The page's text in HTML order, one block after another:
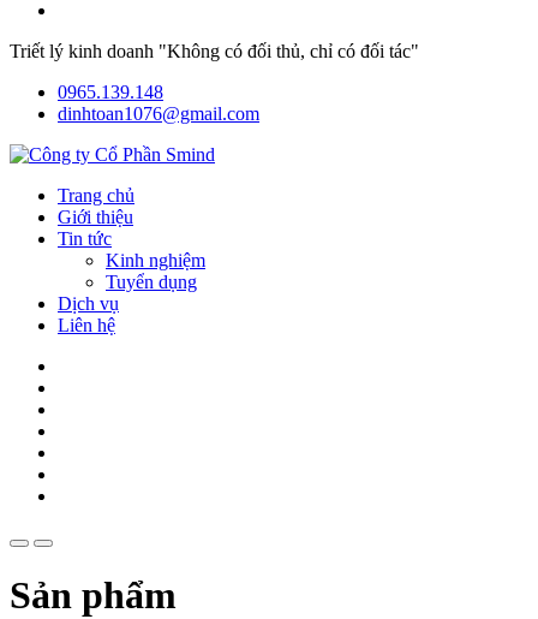
Triết lý kinh doanh "Không có đối thủ, chỉ có đối tác"
0965.139.148
dinhtoan1076@gmail.com
Trang chủ
Giới thiệu
Tin tức
Kinh nghiệm
Tuyển dụng
Dịch vụ
Liên hệ
Sản phẩm